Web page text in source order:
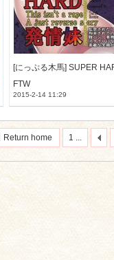
FTW
2015-2-14 11:29
1 ...
Return home